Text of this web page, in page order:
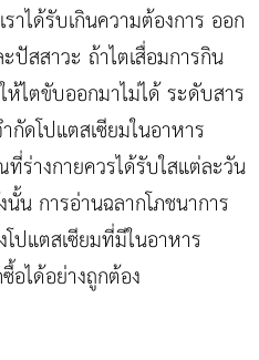
าได้รับเกินความต้องการ ออก
ปัสสาวะ ถ้าไตเสื่อมการกิน
ไตขับออกมาไม่ได้ ระดับสาร
กัดโปแตสเซียมในอาหาร
างกายควรได้รับใสแต่ละวัน
น การอ่านฉลากโภชนาการ
ปแตสเซียมที่มีในอาหาร
ได้อย่างถูกต้อง